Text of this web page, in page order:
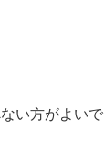
い方がよいで